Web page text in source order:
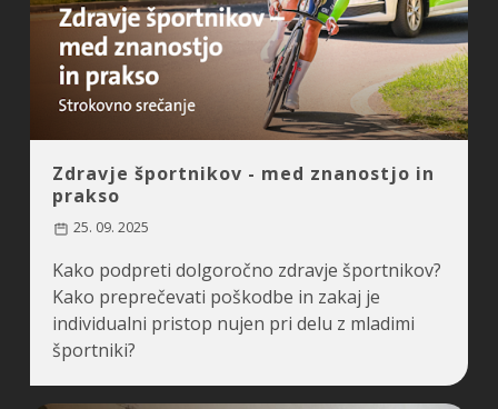
Zdravje športnikov - med znanostjo in
prakso
25. 09. 2025
Kako podpreti dolgoročno zdravje športnikov?
Kako preprečevati poškodbe in zakaj je
individualni pristop nujen pri delu z mladimi
športniki?